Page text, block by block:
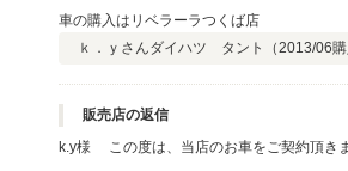
車の購入はリベラーラつくば店
ｋ．ｙさんダイハツ タント（2013/06購
販売店の返信
k.y様 この度は、当店のお車をご契約頂きまして、誠に有難う御座いました。 また、このような高い評価のクチコミを頂き、当店スタッフ一同、大変うれしく思います。 お客様に